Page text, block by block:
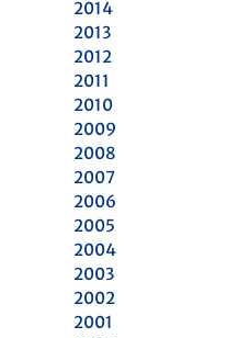
2014
2013
2012
2011
2010
2009
2008
2007
2006
2005
2004
2003
2002
2001